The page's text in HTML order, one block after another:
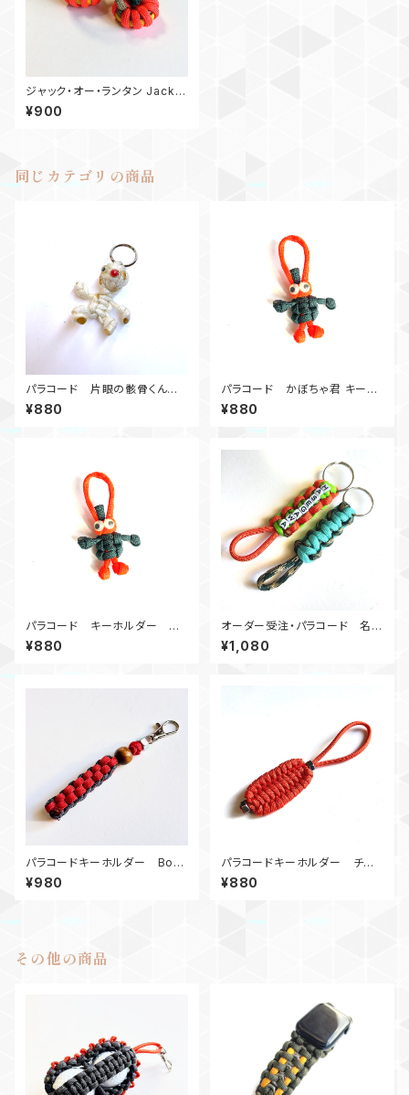
ジャック・オー・ランタン Jack-
o'-Lantern
¥900
同じカテゴリの商品
パラコード 片眼の骸骨くん
キーホルダー
¥880
パラコード かぼちゃ君 キーホ
ルダー
¥880
パラコード キーホルダー か
ぼちゃ君
¥880
オーダー受注・パラコード 名入
りキーホルダー・コブラ ネーム
タグ
¥1,080
パラコードキーホルダー Box_
ウッドビーズ_M6_ 赤ネイビー
¥980
パラコードキーホルダー チャ
ーム トリロバイトN2 オレン
ジ
¥880
その他の商品